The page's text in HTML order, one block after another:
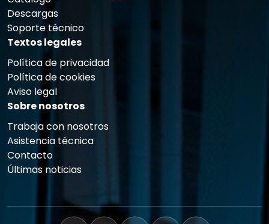
Descargas
Soporte técnico
Textos legales
Política de privacidad
Política de cookies
Aviso legal
Sobre nosotros
Trabaja con nosotros
Asistencia técnica
Contacto
Últimas noticias